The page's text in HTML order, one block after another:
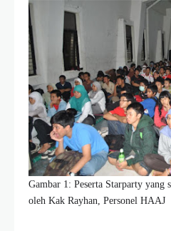
Gambar 1: Peserta Starparty yang
oleh Kak Rayhan, Personel HAAJ